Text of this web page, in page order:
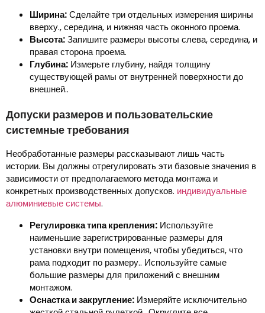
Ширина:Сделайте три отдельных измерения ширины
вверху., середина, и нижняя часть оконного проема.
Высота:Запишите размеры высоты слева, середина, и
правая сторона проема.
Глубина: Измерьте глубину, найдя толщину
существующей рамы от внутренней поверхности до
внешней..
Допуски размеров и пользовательские
системные требования
Необработанные размеры рассказывают лишь часть
истории. Вы должны отрегулировать эти базовые значения в
зависимости от предполагаемого метода монтажа и
конкретных производственных допусков. индивидуальные
алюминиевые системы.
Регулировка типа крепления: Используйте
наименьшие зарегистрированные размеры для
установки внутри помещения, чтобы убедиться, что
рама подходит по размеру.. Используйте самые
большие размеры для приложений с внешним
монтажом.
Оснастка и закругление: Измеряйте исключительно